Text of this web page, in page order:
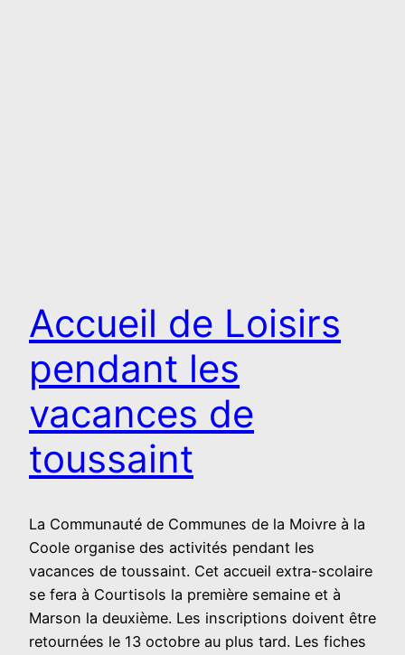
Accueil de Loisirs
pendant les
vacances de
toussaint
La Communauté de Communes de la Moivre à la
Coole organise des activités pendant les
vacances de toussaint. Cet accueil extra-scolaire
se fera à Courtisols la première semaine et à
Marson la deuxième. Les inscriptions doivent être
retournées le 13 octobre au plus tard. Les fiches